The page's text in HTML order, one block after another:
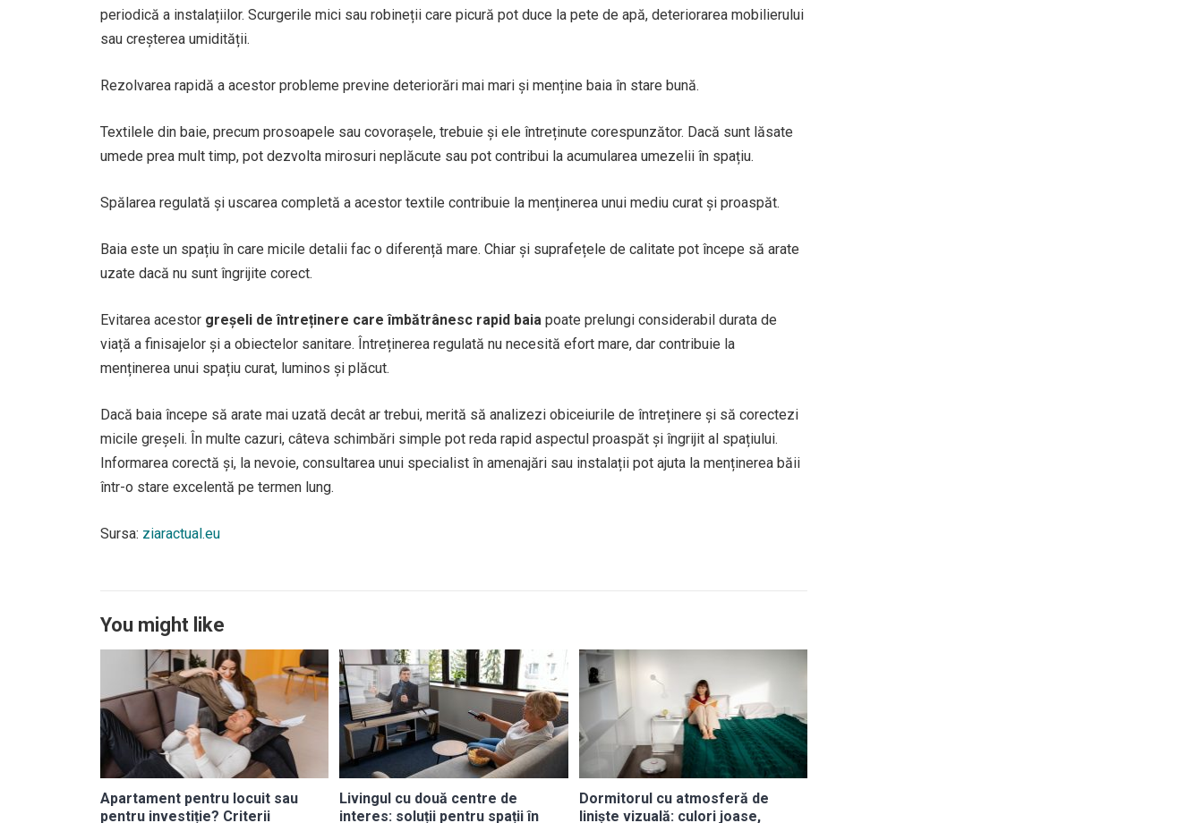
periodică a instalațiilor. Scurgerile mici sau robineții care picură pot duce la pete de apă, deteriorarea mobilierului
sau creșterea umidității.
Rezolvarea rapidă a acestor probleme previne deteriorări mai mari și menține baia în stare bună.
Textilele din baie, precum prosoapele sau covorașele, trebuie și ele întreținute corespunzător. Dacă sunt lăsate
umede prea mult timp, pot dezvolta mirosuri neplăcute sau pot contribui la acumularea umezelii în spațiu.
Spălarea regulată și uscarea completă a acestor textile contribuie la menținerea unui mediu curat și proaspăt.
Baia este un spațiu în care micile detalii fac o diferență mare. Chiar și suprafețele de calitate pot începe să arate
uzate dacă nu sunt îngrijite corect.
Evitarea acestor greșeli de întreținere care îmbătrânesc rapid baia poate prelungi considerabil durata de
viață a finisajelor și a obiectelor sanitare. Întreținerea regulată nu necesită efort mare, dar contribuie la
menținerea unui spațiu curat, luminos și plăcut.
Dacă baia începe să arate mai uzată decât ar trebui, merită să analizezi obiceiurile de întreținere și să corectezi
micile greșeli. În multe cazuri, câteva schimbări simple pot reda rapid aspectul proaspăt și îngrijit al spațiului.
Informarea corectă și, la nevoie, consultarea unui specialist în amenajări sau instalații pot ajuta la menținerea băii
într-o stare excelentă pe termen lung.
Sursa: ziaractual.eu
You might like
Apartament pentru locuit sau
pentru investiție? Criterii
Livingul cu două centre de
interes: soluții pentru spații în
Dormitorul cu atmosferă de
liniște vizuală: culori joase,